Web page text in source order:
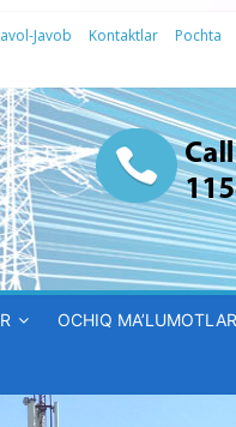
Javob Kontaktlar Pochta
OCHIQ MA’LUMOTLAR